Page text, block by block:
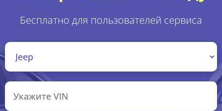
Бесплатно для пользователей сервиса